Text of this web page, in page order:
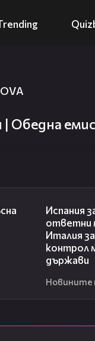
Обедна
Испания
ответни
Италия
контрол
държави
Новините